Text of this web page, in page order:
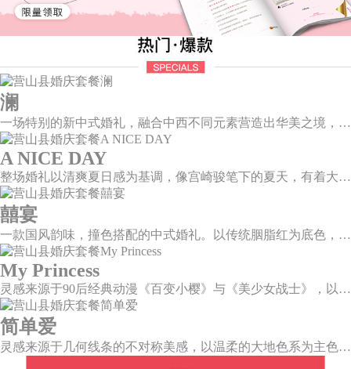
澜
一场特别的新中式婚礼，融合中西不同元素营造出华美之境，有庄严浪漫的西式证婚，也有含蓄深情的中式感恩，从古典到现代，从前世到今生，爱，隽永铭刻。
A NICE DAY
整场婚礼以清爽夏日感为基调，像宫崎骏笔下的夏天，有着大朵大朵像棉花糖似的白云，有蔚蓝蔚蓝的天空和青绿青绿的草地，有着童话世界里干净纯洁的美好，有着日系画风下的治愈感。
囍宴
一款国风韵味，撞色搭配的中式婚礼。以传统胭脂红为底色，黛蓝色花鸟点缀其中，热情的红色和低调的古风书画色相辅相成。
My Princess
灵感来源于90后经典动漫《百变小樱》与《美少女战士》，以柔美梦幻的马卡龙色系为主色调，融合精灵萌宠与星星魔法阵等元素，为遗落凡间的公主搭建一个召唤王子的舞台。
简单爱
灵感来源于几何线条的不对称美感，以温柔的大地色系为主色调，空间上，利用几何线条进行完美切割，配以柔和色系的花艺点缀，构造了一个温馨柔和、清新复古的空间。